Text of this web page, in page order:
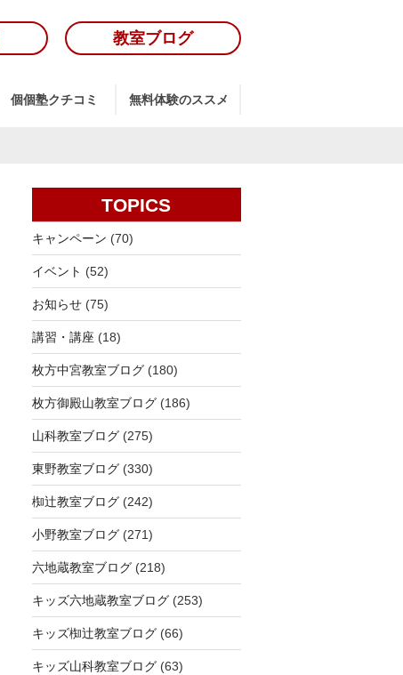
教室ブログ
個個塾クチコミ 無料体験のススメ
TOPICS
キャンペーン (70)
イベント (52)
お知らせ(75)
講習・講座 (18)
枚方中宮教室ブログ(180)
枚方御殿山教室ブログ(186)
山科教室ブログ(275)
東野教室ブログ(330)
椥辻教室ブログ(242)
小野教室ブログ(271)
六地蔵教室ブログ(218)
キッズ六地蔵教室ブログ(253)
キッズ椥辻教室ブログ(66)
キッズ山科教室ブログ(63)